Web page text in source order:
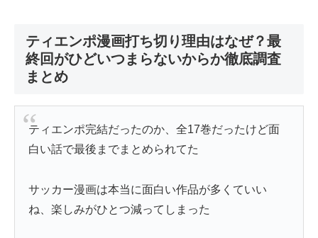
ティエンポ漫画打ち切り理由はなぜ？最
終回がひどいつまらないからか徹底調査
まとめ
ティエンポ完結だったのか、全17巻だったけど面
白い話で最後までまとめられてた
サッカー漫画は本当に面白い作品が多くていい
ね、楽しみがひとつ減ってしまった